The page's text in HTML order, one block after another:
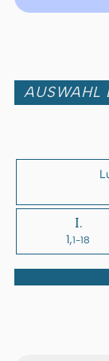
AUSWAHL
I.
1,1-18